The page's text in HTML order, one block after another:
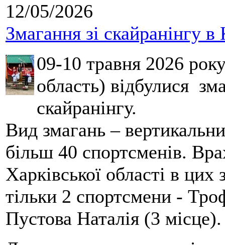
12/05/2026
Змагання зі скайранінгу в
09-10 травня 2026
область) відбулися
скайранінгу.
Вид змагань –
більш 40 спортсменів.
Харківської області в
тільки 2 спортсмени -
Пустова Наталія (3 місце).